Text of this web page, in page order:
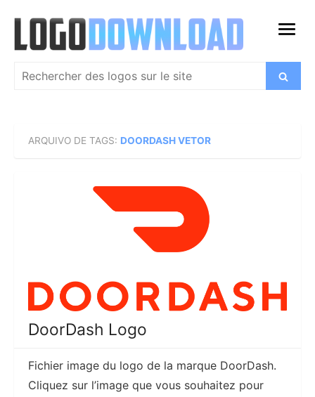
content
open
Search
Search
ARQUIVO DE TAGS: DOORDASH VETOR
DoorDash Logo
Fichier image du logo de la marque DoorDash.
Cliquez sur l’image que vous souhaitez pour